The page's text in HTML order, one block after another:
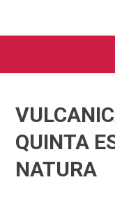
QUINTA
NATURA